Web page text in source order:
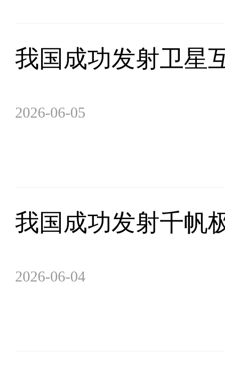
我国成功发射卫星
2026-06-05
我国成功发射千帆
2026-06-04